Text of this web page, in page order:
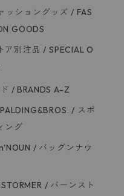
ッショングッズ / FAS
GOODS
別注品 / SPECIAL O
ド / BRANDS A-Z
/ スポ
ング
/ バッグンナウ
/ バーンスト